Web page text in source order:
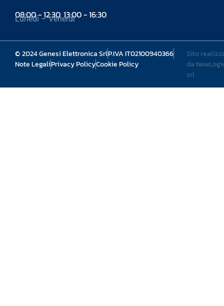
08:00 - 12:30, 13:00 - 16:30
Lunedì – Venerdì
© 2024 Genesi Elettronica SrlP.IVA IT02100940366
Note LegaliPrivacy PolicyCookie Policy
Sito
da
srl